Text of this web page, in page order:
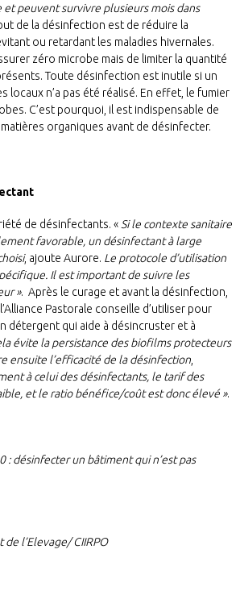
peuvent survivre plusieurs mois dans
de la désinfection est de réduire la
ou retardant les maladies hivernales.
zéro microbe mais de limiter la quantité
Toute désinfection est inutile si un
locaux n’a pas été réalisé. En effet, le fumier
C’est pourquoi, il est indispensable de
organiques avant de désinfecter.
de désinfectants. «Si le contexte sanitaire
favorable, un désinfectant à large
, ajoute Aurore. Le protocole d’utilisation
Il est important de suivre les
». Après le curage et avant la désinfection,
Pastorale conseille d’utiliser pour
détergent qui aide à désincruster et à
évite la persistance des biofilms protecteurs
ensuite l’efficacité de la désinfection,
à celui des désinfectants, le tarif des
et le ratio bénéfice/coût est donc élevé ».
:désinfecter un bâtiment qui n’est pas
l’Elevage/ CIIRPO